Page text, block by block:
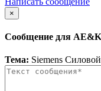
×
Сообщение для
Тема: Siemens